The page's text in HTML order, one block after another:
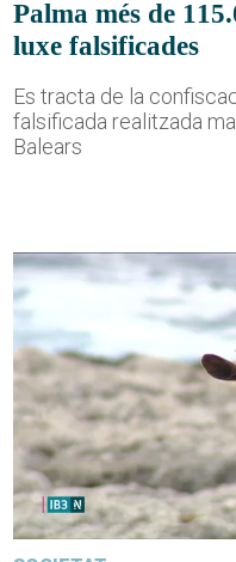
Palma més de
luxe falsificades
Es tracta de la
falsificada realitzada
Balears